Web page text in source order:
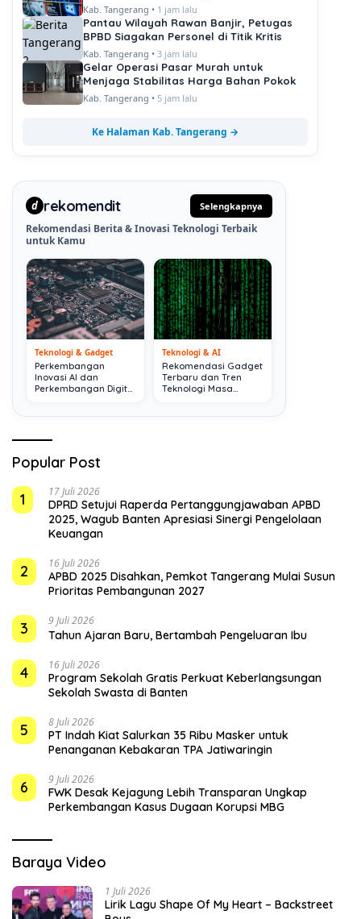
Kab. Tangerang • 1 jam lalu
Pantau Wilayah Rawan Banjir, Petugas
BPBD Siagakan Personel di Titik Kritis
Kab. Tangerang • 3 jam lalu
Gelar Operasi Pasar Murah untuk
Menjaga Stabilitas Harga Bahan Pokok
Kab. Tangerang • 5 jam lalu
Ke Halaman Kab. Tangerang →
d rekomendit Selengkapnya
Rekomendasi Berita & Inovasi Teknologi Terbaik
untuk Kamu
Teknologi & Gadget
Perkembangan
Inovasi AI dan
Perkembangan Digital
Teknologi & AI
Rekomendasi Gadget
Terbaru dan Tren
Teknologi Masa
Popular Post
1
17 Juli 2026
DPRD Setujui Raperda Pertanggungjawaban APBD
2025, Wagub Banten Apresiasi Sinergi Pengelolaan
Keuangan
2 16 Juli 2026
APBD 2025 Disahkan, Pemkot Tangerang Mulai Susun
Prioritas Pembangunan 2027
3 9 Juli 2026
Tahun Ajaran Baru, Bertambah Pengeluaran Ibu
4 16 Juli 2026
Program Sekolah Gratis Perkuat Keberlangsungan
Sekolah Swasta di Banten
5 8 Juli 2026
PT Indah Kiat Salurkan 35 Ribu Masker untuk
Penanganan Kebakaran TPA Jatiwaringin
6 9 Juli 2026
FWK Desak Kejagung Lebih Transparan Ungkap
Perkembangan Kasus Dugaan Korupsi MBG
Baraya Video
1 Juli 2026
Lirik Lagu Shape Of My Heart – Backstreet